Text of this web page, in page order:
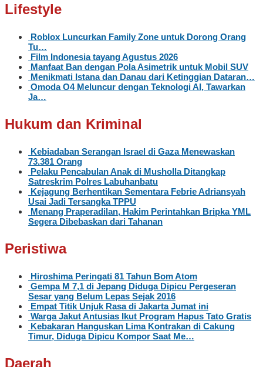
Lifestyle
Roblox Luncurkan Family Zone untuk Dorong Orang
Tu…
Film Indonesia tayang Agustus 2026
Manfaat Ban dengan Pola Asimetrik untuk Mobil SUV
Menikmati Istana dan Danau dari Ketinggian Dataran…
Omoda O4 Meluncur dengan Teknologi AI, Tawarkan
Ja…
Hukum dan Kriminal
Kebiadaban Serangan Israel di Gaza Menewaskan
73.381 Orang
Pelaku Pencabulan Anak di Musholla Ditangkap
Satreskrim Polres Labuhanbatu
Kejagung Berhentikan Sementara Febrie Adriansyah
Usai Jadi Tersangka TPPU
Menang Praperadilan, Hakim Perintahkan Bripka YML
Segera Dibebaskan dari Tahanan
Peristiwa
Hiroshima Peringati 81 Tahun Bom Atom
Gempa M 7,1 di Jepang Diduga Dipicu Pergeseran
Sesar yang Belum Lepas Sejak 2016
Empat Titik Unjuk Rasa di Jakarta Jumat ini
Warga Jakut Antusias Ikut Program Hapus Tato Gratis
Kebakaran Hanguskan Lima Kontrakan di Cakung
Timur, Diduga Dipicu Kompor Saat Me…
Daerah